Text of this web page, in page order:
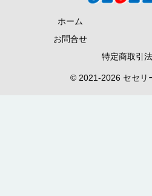
ホーム
お問合せ
特定商取引
© 2021-2026 セセリ